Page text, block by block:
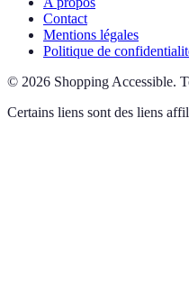
Contact
Mentions légales
Politique de
© 2026 Shopping Accessible.
Certains liens sont des liens